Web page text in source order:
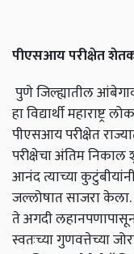
पीएसआयपरीक्षेत
पुणे जिल्ह्यातील
हा विद्यार्थी
पीएसआय परीक्षेत
परीक्षेचा अंतिम निकाल
आनंद त्याच्या
जल्लोषात साजरा
ते अगदी
स्वतःच्या गुणवत्तेच्या